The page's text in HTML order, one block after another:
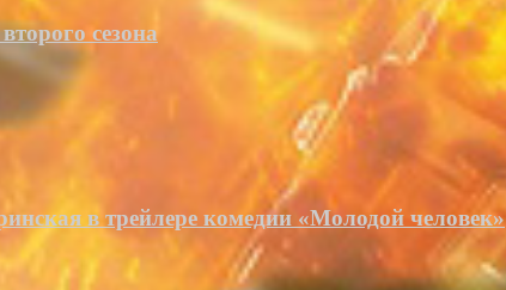
сезона
в трейлере комедии «Молодой человек»